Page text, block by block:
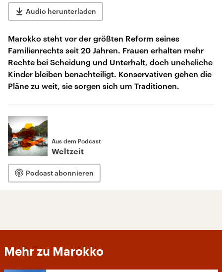
Audio herunterladen
Marokko steht vor der größten Reform seines
Familienrechts seit 20 Jahren. Frauen erhalten mehr
Rechte bei Scheidung und Unterhalt, doch uneheliche
Kinder bleiben benachteiligt. Konservativen gehen die
Pläne zu weit, sie sorgen sich um Traditionen.
Aus dem Podcast
Weltzeit
Podcast abonnieren
Mehr zu Marokko